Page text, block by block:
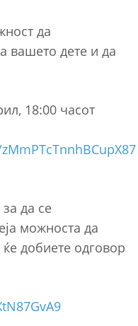
да
вашето дете и да
18:00 часот
да се
можноста да
добиете одговор